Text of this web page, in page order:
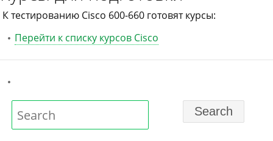
К тестированию Cisco 600-660 готовят курсы:
Перейти к списку курсов Cisco